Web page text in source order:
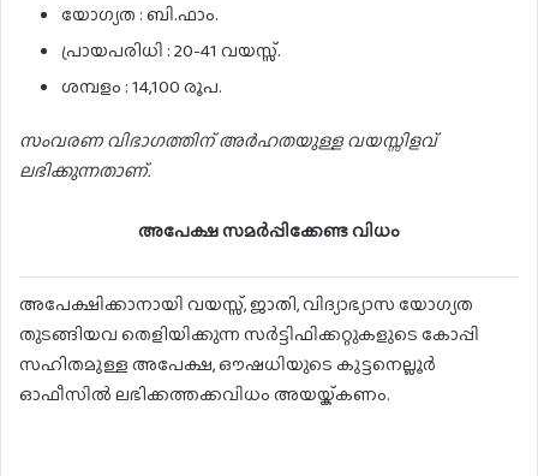
യോഗ്യത : ബി.ഫാം.
പ്രായപരിധി : 20-41 വയസ്സ്.
ശമ്പളം : 14,100 രൂപ.
സംവരണ വിഭാഗത്തിന് അർഹതയുള്ള വയസ്സിളവ്
ലഭിക്കുന്നതാണ്.
അപേക്ഷ സമർപ്പിക്കേണ്ട വിധം
അപേക്ഷിക്കാനായി വയസ്സ്, ജാതി, വിദ്യാഭ്യാസ യോഗ്യത
തുടങ്ങിയവ തെളിയിക്കുന്ന സർട്ടിഫിക്കറ്റുകളുടെ കോപ്പി
സഹിതമുള്ള അപേക്ഷ, ഔഷധിയുടെ കുട്ടനെല്ലൂർ
ഓഫീസിൽ ലഭിക്കത്തക്കവിധം അയയ്ക്കണം.